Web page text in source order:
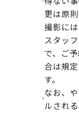
更は原
撮影に
スタッ
で、ご
合は規
す。
なお、
ルされ